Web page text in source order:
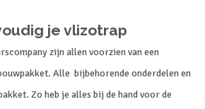
je vlizotrap
zijn allen voorzien van een
Alle bijbehorende onderdelen en
Zo heb je alles bij de hand voor de